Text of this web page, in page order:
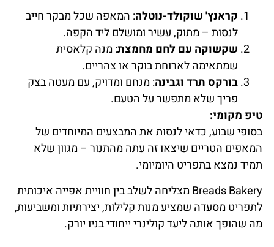
קראנץ' שוקולד-נוטלה: המאפה שכל מבקר חייב
לנסות – מתוק, עשיר ומושלם ליד הקפה.
שקשוקה עם לחם מחמצת: מנה קלאסית
שמתאימה לארוחת בוקר או צהריים.
בורקס תרד וגבינה: מנחם ומדויק, עם מעטה בצק
פריך שלא מתפשר על הטעם.
טיפ מקומי:
בסופי שבוע, כדאי לנסות את המבצעים המיוחדים של
המאפים הטריים שיצאו זה עתה מהתנור – מגוון שלא
תמיד נמצא בתפריט היומיומי.
Breads Bakery מצליחה לשלב בין חוויית אפייה איכותית
לתפריט מסעדה שמציע מנות קלילות, יצירתיות ומשביעות,
מה שהופך אותה ליעד קולינרי ייחודי בניו יורק.